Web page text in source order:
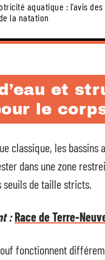
aquatique : l’avis des
la natation
et
le
classique, les
dans une zone
seuils de taille stricts.
:Race de Terre-
fonctionnent